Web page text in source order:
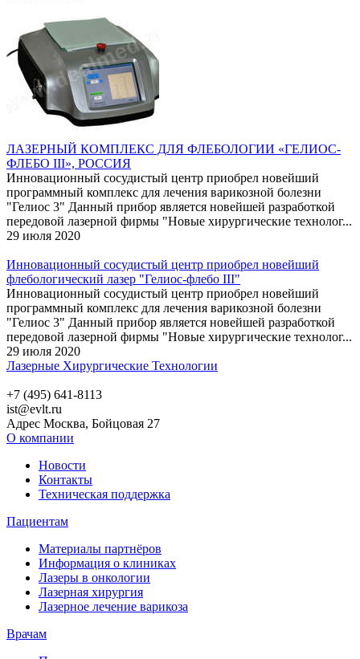
ЛАЗЕРНЫЙ КОМПЛЕКС ДЛЯ ФЛЕБОЛОГИИ «ГЕЛИОС-
ФЛЕБО III», РОССИЯ
Инновационный сосудистый центр приобрел новейший
программный комплекс для лечения варикозной болезни
"Гелиос 3" Данный прибор является новейшей разработкой
передовой лазерной фирмы "Новые хирургические технолог...
29 июля 2020
Инновационный сосудистый центр приобрел новейший
флебологический лазер "Гелиос-флебо III"
Инновационный сосудистый центр приобрел новейший
программный комплекс для лечения варикозной болезни
"Гелиос 3" Данный прибор является новейшей разработкой
передовой лазерной фирмы "Новые хирургические технолог...
29 июля 2020
Лазерные Хирургические Технологии
+7 (495) 641-8113
ist@evlt.ru
Адрес Москва, Бойцовая 27
О компании
Новости
Контакты
Техническая поддержка
Пациентам
Материалы партнёров
Информация о клиниках
Лазеры в онкологии
Лазерная хирургия
Лазерное лечение варикоза
Врачам